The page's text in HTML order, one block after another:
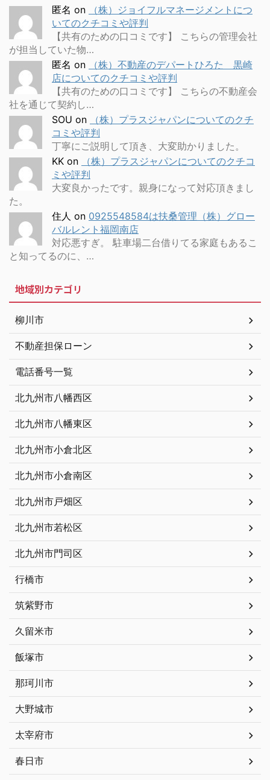
匿名 on
（株）ジョイフルマネージメントにつ
いてのクチコミや評判
【共有のための口コミです】 こちらの管理会社
が担当していた物…
匿名 on
（株）不動産のデパートひろた 黒崎
店についてのクチコミや評判
【共有のための口コミです】 こちらの不動産会
社を通じて契約し…
SOU on
（株）プラスジャパンについてのクチ
コミや評判
丁寧にご説明して頂き、大変助かりました。
KK on
（株）プラスジャパンについてのクチコ
ミや評判
大変良かったです。親身になって対応頂きまし
た。
住人 on 0925548584は扶桑管理（株）グロー
バルレント福岡南店
対応悪すぎ。 駐車場二台借りてる家庭もあるこ
と知ってるのに、…
地域別カテゴリ
柳川市
不動産担保ローン
電話番号一覧
北九州市八幡西区
北九州市八幡東区
北九州市小倉北区
北九州市小倉南区
北九州市戸畑区
北九州市若松区
北九州市門司区
行橋市
筑紫野市
久留米市
飯塚市
那珂川市
大野城市
太宰府市
春日市